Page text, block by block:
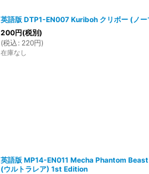
英語版 DTP1-EN007 Kuriboh クリボー (ノー
200円(税別)
(税込 : 220円)
在庫なし
英語版 MP14-EN011 Mecha Phantom
(ウルトラレア) 1st Edition